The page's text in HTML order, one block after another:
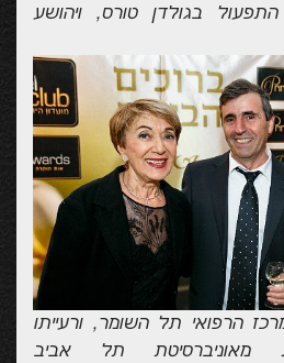
בגולדן טורס, ויהושע
הרפואי תל השומר, ורעייתו
מאוניברסיטת תל אביב